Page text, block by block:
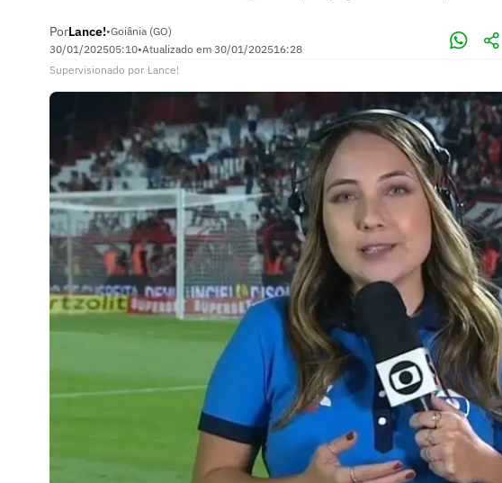
PorLance!•Goiânia (GO)
30/01/202505:10•Atualizado em 30/01/202516:28
Supervisionado por Lance!